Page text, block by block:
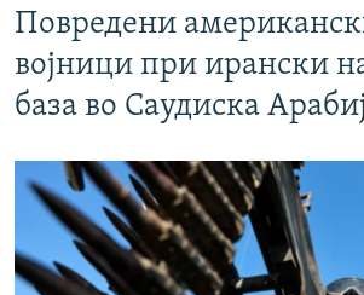
Повредени
војници при ирански
база во Саудиска